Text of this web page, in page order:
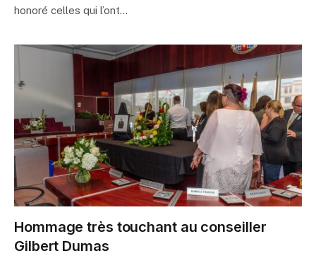
honoré celles qui l’ont…
Hommage très touchant au conseiller
Gilbert Dumas